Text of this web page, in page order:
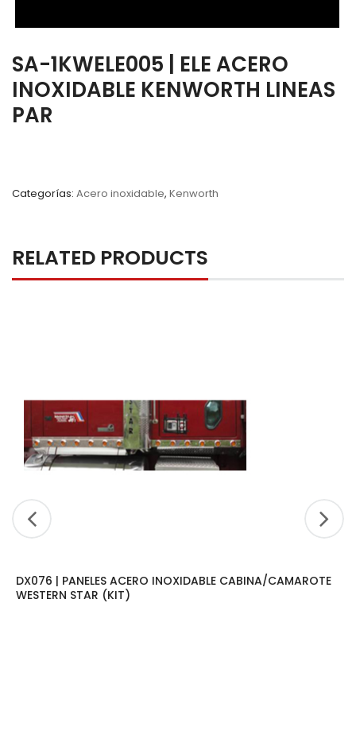
SA-1KWELE005 | ELE ACERO
INOXIDABLE KENWORTH LINEAS
PAR
Categorías: Acero inoxidable, Kenworth
RELATED PRODUCTS
DX076 | PANELES ACERO INOXIDABLE CABINA/CAMAROTE
WESTERN STAR (KIT)